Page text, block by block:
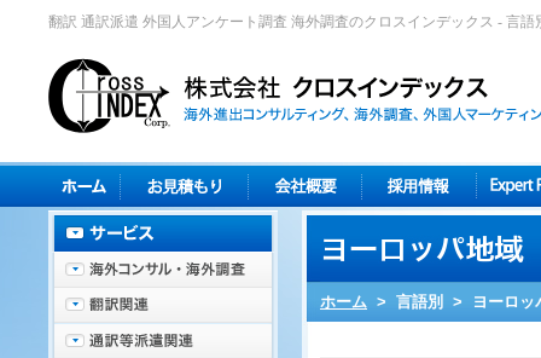
翻訳 通訳派遣 外国人アンケート調査 海外調査のクロスインデックス - 言語
ホーム > 言語別 > ヨーロッ